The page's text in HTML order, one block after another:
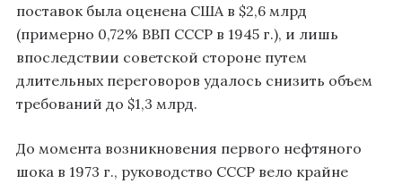
поставок была оценена США в $2,6 млрд
(примерно 0,72% ВВП СССР в 1945 г.), и лишь
впоследствии советской стороне путем
длительных переговоров удалось снизить объем
требований до $1,3 млрд.
До момента возникновения первого нефтяного
шока в 1973 г., руководство СССР вело крайне